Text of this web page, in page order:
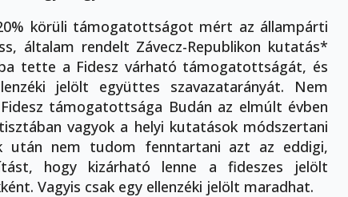
körüli támogatottságot mért az állampárti
általam rendelt Závecz-Republikon kutatás*
tette a Fidesz várható támogatottságát, és
jelölt együttes szavazatarányát. Nem
támogatottsága Budán az elmúlt évben
vagyok a helyi kutatások módszertani
után nem tudom fenntartani azt az eddigi,
hogy kizárható lenne a fideszes jelölt
Vagyis csak egy ellenzéki jelölt maradhat.